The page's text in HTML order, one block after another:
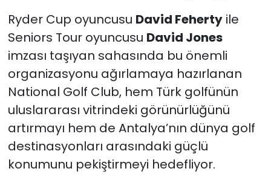
Ryder Cup oyuncusu David Fehertyile
Seniors Tour oyuncusu David Jones
imzası taşıyan sahasında bu önemli
organizasyonu ağırlamaya hazırlanan
National Golf Club, hem Türk golfünün
uluslararası vitrindeki görünürlüğünü
artırmayı hem de Antalya’nın dünya golf
destinasyonları arasındaki güçlü
konumunu pekiştirmeyi hedefliyor.